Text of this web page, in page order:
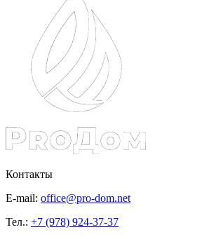
Контакты
E-mail: office@pro-dom.net
Тел.: +7 (978) 924-37-37